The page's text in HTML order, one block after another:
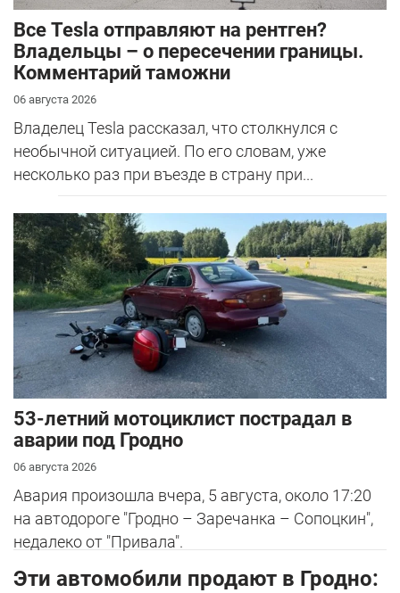
Все Tesla отправляют на рентген?
Владельцы – о пересечении границы.
Комментарий таможни
06 августа 2026
Владелец Tesla рассказал, что столкнулся с
необычной ситуацией. По его словам, уже
несколько раз при въезде в страну при...
53-летний мотоциклист пострадал в
аварии под Гродно
06 августа 2026
Авария произошла вчера, 5 августа, около 17:20
на автодороге "Гродно – Заречанка – Сопоцкин",
недалеко от "Привала".
Эти автомобили продают в Гродно: